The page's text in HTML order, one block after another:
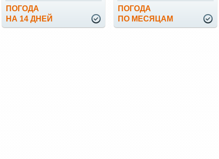
ПОГОДА
НА 14 ДНЕЙ
ПОГОДА
ПО МЕСЯЦАМ